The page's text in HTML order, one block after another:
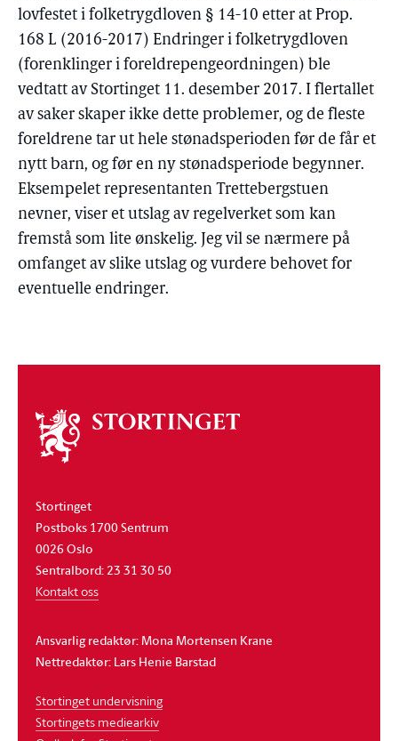
lovfestet i folketrygdloven § 14-10 etter at Prop.
168 L (2016-2017) Endringer i folketrygdloven
(forenklinger i foreldrepengeordningen) ble
vedtatt av Stortinget 11. desember 2017. I flertallet
av saker skaper ikke dette problemer, og de fleste
foreldrene tar ut hele stønadsperioden før de får et
nytt barn, og før en ny stønadsperiode begynner.
Eksempelet representanten Trettebergstuen
nevner, viser et utslag av regelverket som kan
fremstå som lite ønskelig. Jeg vil se nærmere på
omfanget av slike utslag og vurdere behovet for
eventuelle endringer.
Om
stortinget
Stortinget
Postboks 1700 Sentrum
0026 Oslo
Sentralbord: 23 31 30 50
Kontakt oss
Ansvarlig redaktør: Mona Mortensen Krane
Nettredaktør: Lars Henie Barstad
Stortinget undervisning
Stortingets mediearkiv